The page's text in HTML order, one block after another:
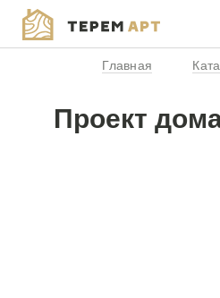
Каталог проектов
Продукция
Главная
Проект